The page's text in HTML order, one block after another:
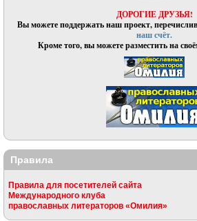
ДОРОГИЕ ДРУЗЬЯ!
Вы можете поддержать наш проект,
наш счёт.
Кроме того, вы можете разместить на
Правила
Правила для посетителей сайта
Международного клуба
православных литераторов «Омилия»